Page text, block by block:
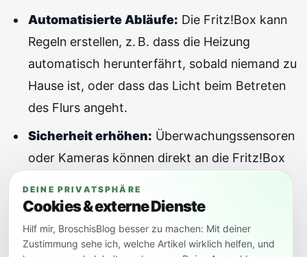
Automatisierte Abläufe: Die Fritz!Box kann
Regeln erstellen, z. B. dass die Heizung
automatisch herunterfährt, sobald niemand zu
Hause ist, oder dass das Licht beim Betreten
des Flurs angeht.
Sicherheit erhöhen: Überwachungssensoren
oder Kameras können direkt an die Fritz!Box
angebunden werden und Benachrichtigungen
an dein Smartphone senden.
All das zeigt, dass die Fritz!Box 7690 weit mehr
DEINE PRIVATSPHÄRE
Cookies & externe Dienste
Hilf mir, BroschisBlog besser zu machen: Mit deiner
Zustimmung sehe ich, welche Artikel wirklich helfen, und